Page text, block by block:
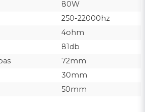
80W
250-22000hz
4ohm
81db
72mm
30mm
50mm